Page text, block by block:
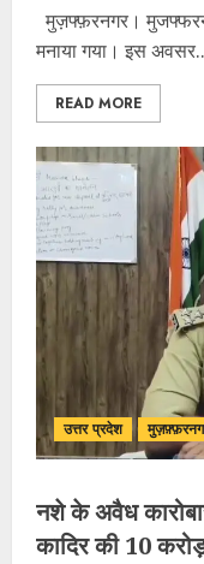
मुज़फ्फ़रनगर।
मनाया गया। इस
READ MORE
उत्तर प्रदेश
नशे के अवैध
कादिर की 10